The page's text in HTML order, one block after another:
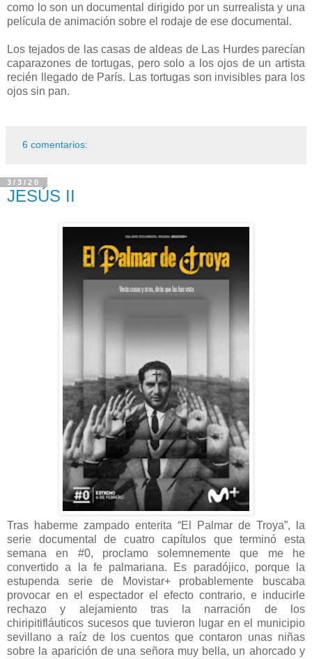
como lo son un documental dirigido por un surrealista y una
película de animación sobre el rodaje de ese documental.
Los tejados de las casas de aldeas de Las Hurdes parecían
caparazones de tortugas, pero solo a los ojos de un artista
recién llegado de París. Las tortugas son invisibles para los
ojos sin pan.
6 comentarios:
3/3/20
JESÚS II
Tras haberme zampado enterita “El Palmar de Troya”, la
serie documental de cuatro capítulos que terminó esta
semana en #0, proclamo solemnemente que me he
convertido a la fe palmariana. Es paradójico, porque la
estupenda serie de Movistar+ probablemente buscaba
provocar en el espectador el efecto contrario, e inducirle
rechazo y alejamiento tras la narración de los
chiripitifláuticos sucesos que tuvieron lugar en el municipio
sevillano a raíz de los cuentos que contaron unas niñas
sobre la aparición de una señora muy bella, un ahorcado y